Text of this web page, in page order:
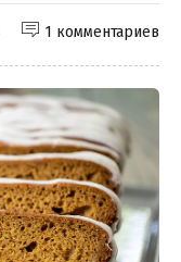
1 комментариев